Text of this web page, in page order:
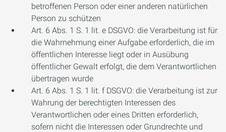
betroffenen Person oder einer anderen natürlichen
Person zu schützen
Art. 6 Abs. 1 S. 1 lit. e DSGVO: die Verarbeitung ist für
die Wahrnehmung einer Aufgabe erforderlich, die im
öffentlichen Interesse liegt oder in Ausübung
öffentlicher Gewalt erfolgt, die dem Verantwortlichen
übertragen wurde
Art. 6 Abs. 1 S. 1 lit. f DSGVO: die Verarbeitung ist zur
Wahrung der berechtigten Interessen des
Verantwortlichen oder eines Dritten erforderlich,
sofern nicht die Interessen oder Grundrechte und